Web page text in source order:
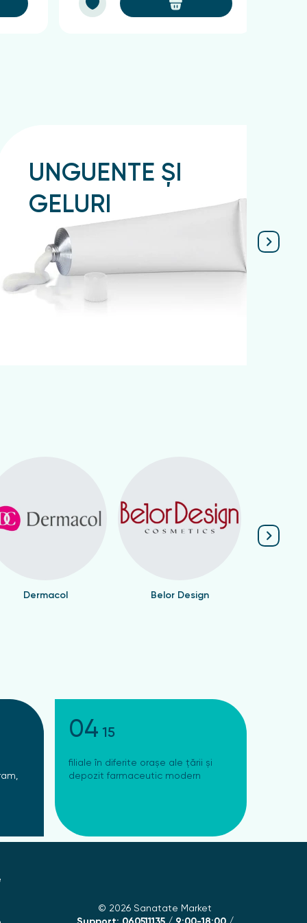
UNGUENTE ȘI
GELURI
Подробнее
Dermacol Belor Design
04 15
filiale în diferite orașe ale țării și
depozit farmaceutic modern
© 2026 Sanatate Market